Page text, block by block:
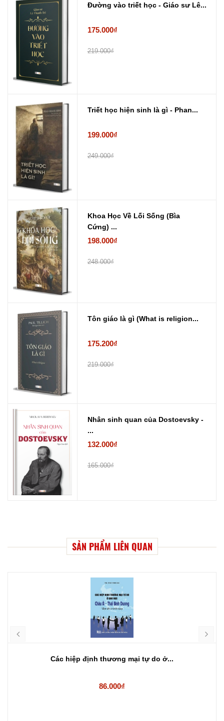
Đường vào triết học - Giáo sư Lê...
175.000₫
219.000₫
Triết học hiện sinh là gì - Phan...
199.000₫
249.000₫
Khoa Học Về Lối Sống (Bìa
Cứng) ...
198.000₫
248.000₫
Tôn giáo là gì (What is religion...
175.200₫
219.000₫
Nhân sinh quan của Dostoevsky -
...
132.000₫
165.000₫
SẢN PHẨM LIÊN QUAN
Các hiệp định thương mại tự do ở...
86.000₫